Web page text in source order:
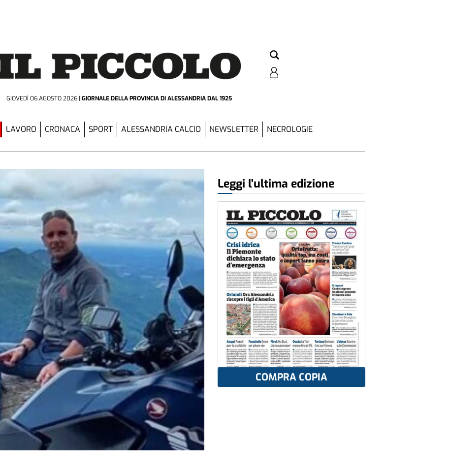
GIOVEDÌ 06 AGOSTO 2026 GIORNALE DELLA PROVINCIADI ALESSANDRIA DAL 1925
LAVORO CRONACA SPORT ALESSANDRIA CALCIO NEWSLETTER NECROLOGIE
Leggi l'ultima edizione
COMPRA COPIA